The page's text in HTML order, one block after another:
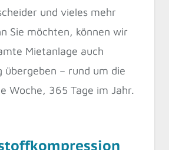
und vieles mehr
Sie möchten, können wir
Mietanlage auch
übergeben – rund um die
Woche, 365 Tage im Jahr.